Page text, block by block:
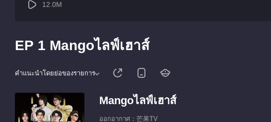
12.0M
EP 1 Mangoไลฟ์เฮาส์
คำแนะนำโดยย่อของรายการ
Mangoไลฟ์เฮาส์
ออกอากาศ：芒果TV